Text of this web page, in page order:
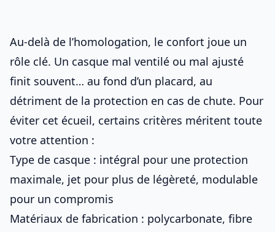
Au-delà de l’homologation, le confort joue un
rôle clé. Un casque mal ventilé ou mal ajusté
finit souvent… au fond d’un placard, au
détriment de la protection en cas de chute. Pour
éviter cet écueil, certains critères méritent toute
votre attention :
Type de casque : intégral pour une protection
maximale, jet pour plus de légèreté, modulable
pour un compromis
Matériaux de fabrication : polycarbonate, fibre